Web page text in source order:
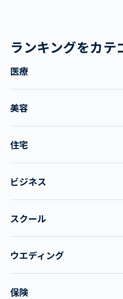
ランキングをカテ
医療
美容
住宅
ビジネス
スクール
ウエディング
保険